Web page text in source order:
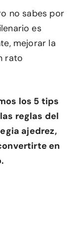
no sabes por
es
mejorar la
rato
los 5 tips
reglas del
ajedrez,
en